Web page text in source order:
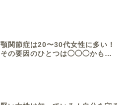
顎関節症は20〜30代女性に多い！
その要因のひとつは◯◯◯かも…